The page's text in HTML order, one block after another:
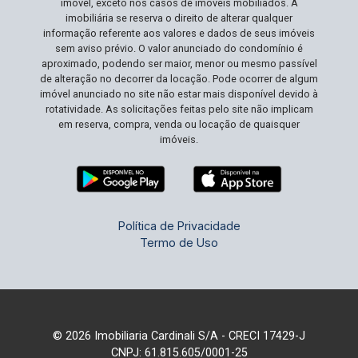
investir em um imóvel que certamente
proporcionará aumento de qualidade de vida e
valorização contínua. Agende sua visita e
descubra por que este apartamento é o lar ideal
para você e sua família!
imóvel, exceto nos casos de imóveis mobiliados. A
imobiliária se reserva o direito de alterar qualquer
informação referente aos valores e dados de seus imóveis
sem aviso prévio. O valor anunciado do condomínio é
aproximado, podendo ser maior, menor ou mesmo passível
de alteração no decorrer da locação. Pode ocorrer de algum
imóvel anunciado no site não estar mais disponível devido à
rotatividade. As solicitações feitas pelo site não implicam
em reserva, compra, venda ou locação de quaisquer
imóveis.
Política de Privacidade
Termo de Uso
© 2026 Imobiliaria Cardinali S/A - CRECI 17429-J
CNPJ: 61.815.605/0001-25